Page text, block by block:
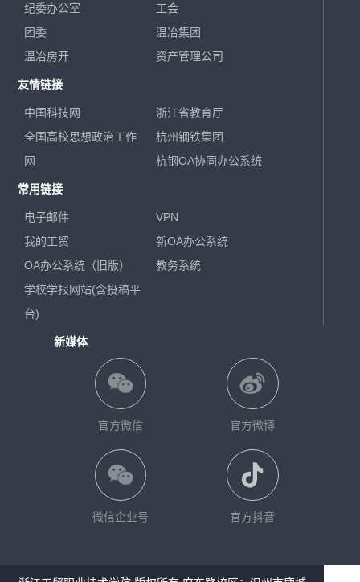
纪委办公室
工会
团委
温冶集团
温冶房开
资产管理公司
友情链接
中国科技网
浙江省教育厅
全国高校思想政治工作
网
杭州钢铁集团
杭钢OA协同办公系统
常用链接
电子邮件
VPN
我的工贸
新OA办公系统
OA办公系统（旧版）
教务系统
学校学报网站(含投稿平
台)
新媒体
官方微信 官方微博
微信企业号 官方抖音